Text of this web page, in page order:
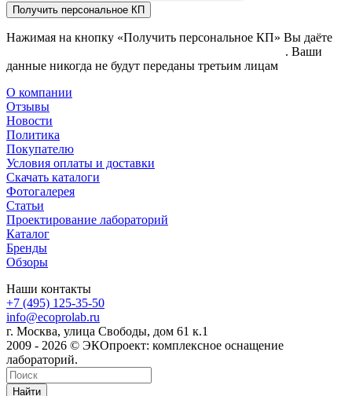
Получить персональное КП
Нажимая на кнопку «Получить персональное КП» Вы даёте
. Ваши
данные никогда не будут переданы третьим лицам
О компании
Отзывы
Новости
Политика
Покупателю
Условия оплаты и доставки
Скачать каталоги
Фотогалерея
Статьи
Проектирование лабораторий
Каталог
Бренды
Обзоры
Наши контакты
+7 (495) 125-35-50
info@ecoprolab.ru
г. Москва, улица Свободы, дом 61 к.1
2009 - 2026 © ЭКОпроект: комплексное оснащение
лабораторий.
Найти